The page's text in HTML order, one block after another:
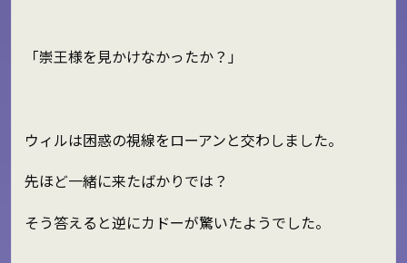
「崇王様を見かけなかったか？」
ウィルは困惑の視線をローアンと交わしました。
先ほど一緒に来たばかりでは？
そう答えると逆にカドーが驚いたようでした。